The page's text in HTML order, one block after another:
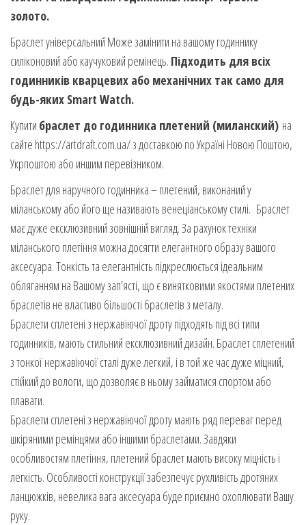
золото.
Браслет універсальний Може замінити на вашому годиннику
силіконовий або каучуковий ремінець. Підходить для всіх
годинників кварцевих або механічних так само для
будь-яких Smart Watch.
Купити браслет до годинника плетений (миланский) на
сайте https://artdraft.com.ua/ з доставкою по Україні Новою Поштою,
Укрпоштою або иншим перевізником.
Браслет для наручного годинника – плетений, виконаний у
міланському або його ще називають венеціанському стилі. Браслет
має дуже ексклюзивний зовнішній вигляд. За рахунок техніки
міланського плетіння можна досягти елегантного образу вашого
аксесуара. Тонкість та елегантність підкреслюється ідеальним
обляганням на Вашому зап’ясті, що є винятковими якостями плетених
браслетів не властиво більшості браслетів з металу.
Браслети сплетені з нержавіючої дроту підходять під всі типи
годинників, мають стильний ексклюзивний дизайн. Браслет сплетений
з тонкої нержавіючої сталі дуже легкий, і в той же час дуже міцний,
стійкий до вологи, що дозволяє в ньому займатися спортом або
плавати.
Браслети сплетені з нержавіючої дроту мають ряд переваг перед
шкіряними ремінцями або іншими браслетами. Завдяки
особливостям плетіння, плетений браслет мають високу міцність і
легкість. Особливості конструкції забезпечує рухливість дротяних
ланцюжків, невелика вага аксесуара буде приємно охоплювати Вашу
руку.